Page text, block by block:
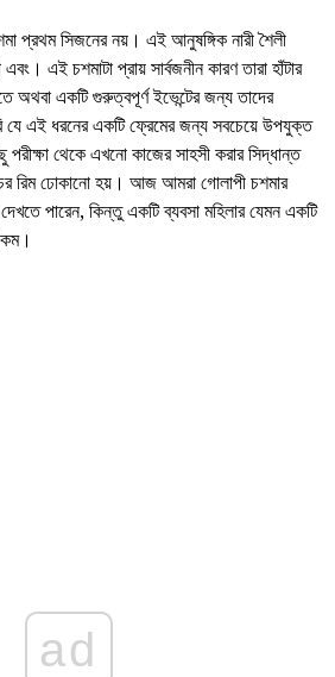
প্রথম সিজনের নয়। এই আনুষঙ্গিক নারী শৈলী
এই চশমাটা প্রায় সার্বজনীন কারণ তারা হাঁটার
অথবা একটি গুরুত্বপূর্ণ ইভেন্টের জন্য তাদের
যে এই ধরনের একটি ফ্রেমের জন্য সবচেয়ে উপযুক্ত
থেকে এখনো কাজের সাহসী করার সিদ্ধান্ত
রিম ঢোকানো হয়। আজ আমরা গোলাপী চশমার
পারেন, কিন্তু একটি ব্যবসা মহিলার যেমন একটি
ad